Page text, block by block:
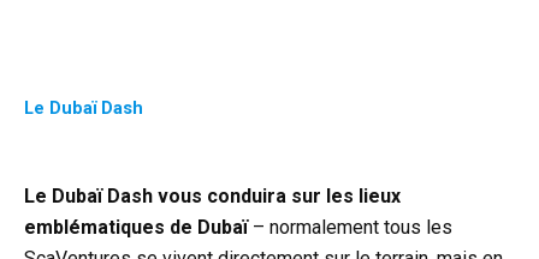
Le Dubaï Dash
Le Dubaï Dash vous conduira sur les lieux
emblématiques de Dubaï – normalement tous les